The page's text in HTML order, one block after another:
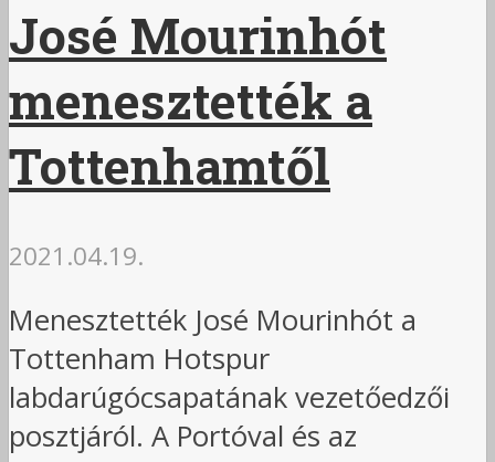
José Mourinhót
menesztették a
Tottenhamtől
2021.04.19.
Menesztették José Mourinhót a
Tottenham Hotspur
labdarúgócsapatának vezetőedzői
posztjáról. A Portóval és az